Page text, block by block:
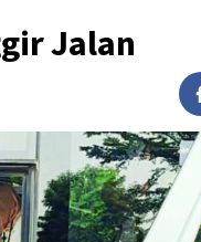
Jalan